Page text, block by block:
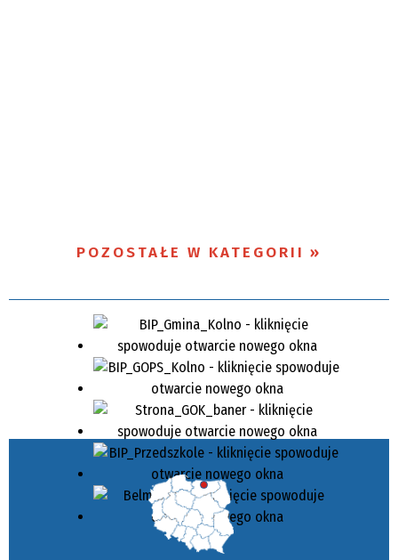
POZOSTAŁE W KATEGORII